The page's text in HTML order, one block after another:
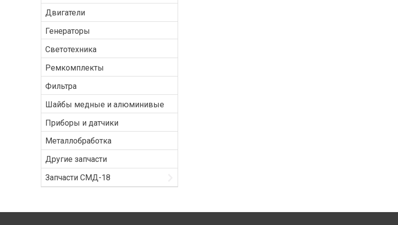
Двигатели
Генераторы
Светотехника
Ремкомплекты
Фильтра
Шайбы медные и алюминивые
Приборы и датчики
Металлобработка
Другие запчасти
Запчасти СМД-18